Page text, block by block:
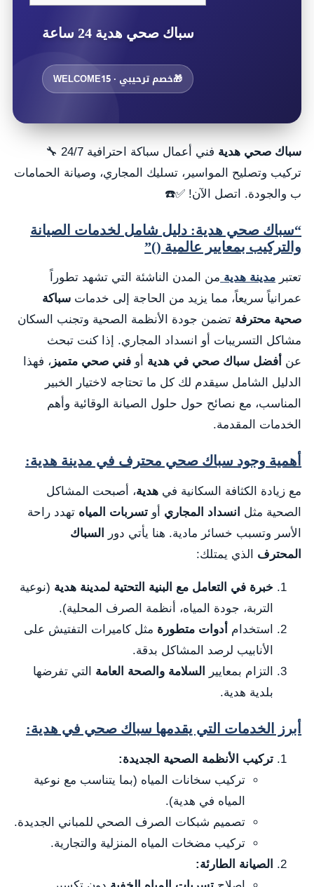
سباك صحي هدية 24 ساعة
🎁خصم ترحيبي · WELCOME15
سباك صحي هدية
فني أعمال سباكة احترافية 24/7 🔧
تركيب وتصليح المواسير، تسليك المجاري، وصيانة الحمامات
ب والجودة. اتصل الآن! ✅☎️
“سباك صحي هدية: دليل شامل لخدمات الصيانة
والتركيب بمعايير عالمية ()”
تعتبر مدينة هدية من المدن الناشئة التي تشهد تطوراً
عمرانياً سريعاً، مما يزيد من الحاجة إلى خدمات سباكة
صحية محترفة تضمن جودة الأنظمة الصحية وتجنب السكان
مشاكل التسريبات أو انسداد المجاري. إذا كنت تبحث
عن أفضل سباك صحي في هدية أو فني صحي متميز ، فهذا
الدليل الشامل سيقدم لك كل ما تحتاجه لاختيار الخبير
المناسب، مع نصائح حول حلول الصيانة الوقائية وأهم
الخدمات المقدمة.
أهمية وجود سباك صحي محترف في مدينة هدية:
مع زيادة الكثافة السكانية في هدية، أصبحت المشاكل
الصحية مثل
انسداد المجاري أو تسربات المياه تهدد راحة
الأسر وتسبب خسائر مادية. هنا يأتي دور
السباك
المحترف الذي يمتلك:
خبرة في التعامل مع البنية التحتية لمدينة هدية (نوعية
التربة، جودة المياه، أنظمة الصرف المحلية).
استخدام أدوات متطورة مثل كاميرات التفتيش على
الأنابيب لرصد المشاكل بدقة.
التزام بمعايير
السلامة والصحة العامة التي تفرضها
بلدية هدية.
أبرز الخدمات التي يقدمها سباك صحي في هدية:
تركيب الأنظمة الصحية الجديدة:
تركيب سخانات المياه (بما يتناسب مع نوعية
المياه في هدية).
تصميم شبكات الصرف الصحي للمباني الجديدة.
تركيب مضخات المياه المنزلية والتجارية.
الصيانة الطارئة: